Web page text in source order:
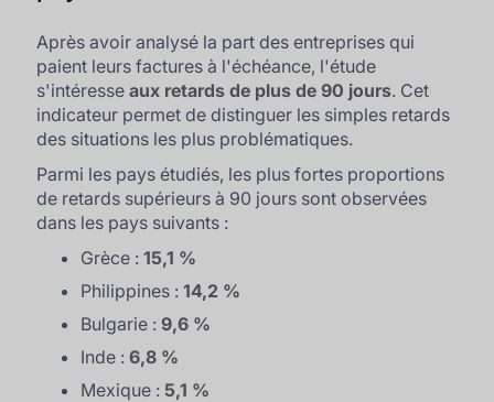
Après avoir analysé la part des entreprises qui
paient leurs factures à l'échéance, l'étude
s'intéresseaux retards de plus de 90 jours. Cet
indicateur permet de distinguer les simples retards
des situations les plus problématiques.
Parmi les pays étudiés, les plus fortes proportions
de retards supérieurs à 90 jours sont observées
dans les pays suivants :
Grèce :15,1 %
Philippines :14,2 %
Bulgarie :9,6 %
Inde :6,8 %
Mexique : 5,1 %